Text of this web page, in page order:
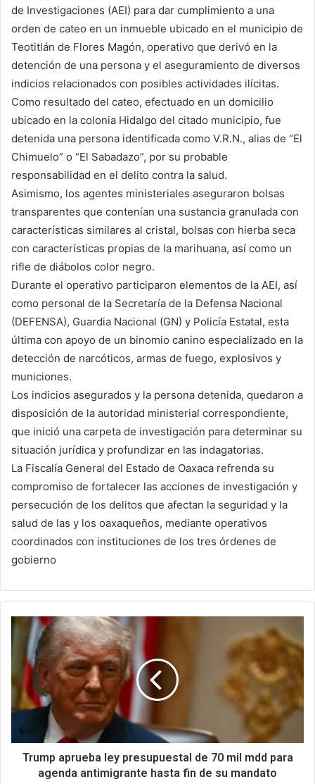
de Investigaciones (AEI) para dar cumplimiento a una
orden de cateo en un inmueble ubicado en el municipio de
Teotitlán de Flores Magón, operativo que derivó en la
detención de una persona y el aseguramiento de diversos
indicios relacionados con posibles actividades ilícitas.
Como resultado del cateo, efectuado en un domicilio
ubicado en la colonia Hidalgo del citado municipio, fue
detenida una persona identificada como V.R.N., alias de “El
Chimuelo” o “El Sabadazo”, por su probable
responsabilidad en el delito contra la salud.
Asimismo, los agentes ministeriales aseguraron bolsas
transparentes que contenían una sustancia granulada con
características similares al cristal, bolsas con hierba seca
con características propias de la marihuana, así como un
rifle de diábolos color negro.
Durante el operativo participaron elementos de la AEI, así
como personal de la Secretaría de la Defensa Nacional
(DEFENSA), Guardia Nacional (GN) y Policía Estatal, esta
última con apoyo de un binomio canino especializado en la
detección de narcóticos, armas de fuego, explosivos y
municiones.
Los indicios asegurados y la persona detenida, quedaron a
disposición de la autoridad ministerial correspondiente,
que inició una carpeta de investigación para determinar su
situación jurídica y profundizar en las indagatorias.
La Fiscalía General del Estado de Oaxaca refrenda su
compromiso de fortalecer las acciones de investigación y
persecución de los delitos que afectan la seguridad y la
salud de las y los oaxaqueños, mediante operativos
coordinados con instituciones de los tres órdenes de
gobierno
Trump aprueba ley presupuestal de 70 mil mdd para
agenda antimigrante hasta fin de su mandato